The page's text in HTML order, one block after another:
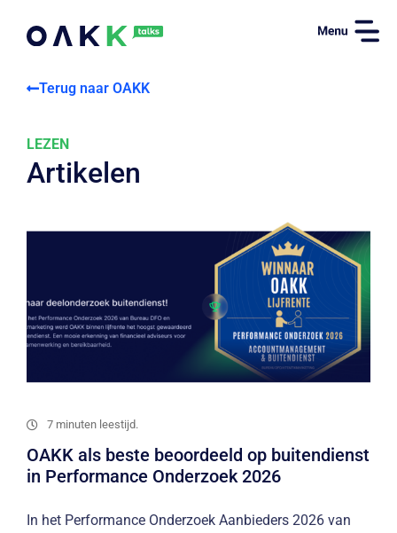
Terug naar OAKK
LEZEN
Artikelen
7 minuten leestijd.
OAKK als beste beoordeeld op buitendienst
in Performance Onderzoek 2026
In het Performance Onderzoek Aanbieders 2026 van